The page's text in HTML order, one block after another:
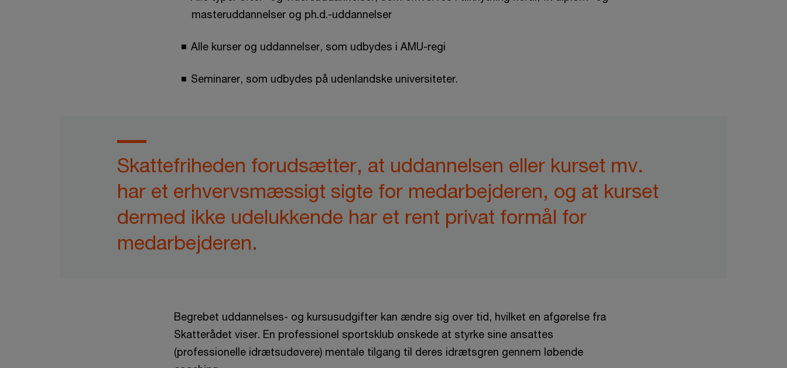
masteruddannelser og ph.d.-uddannelser
Alle kurser og uddannelser, som udbydes i AMU-regi
Seminarer, som udbydes på udenlandske universiteter.
Skattefriheden forudsætter, at uddannelsen eller kurset mv.
har et erhvervsmæssigt sigte for medarbejderen, og at kurset
dermed ikke udelukkende har et rent privat formål for
medarbejderen.
Begrebet uddannelses- og kursusudgifter kan ændre sig over tid, hvilket en afgørelse fra
Skatterådet viser. En professionel sportsklub ønskede at styrke sine ansattes
(professionelle idrætsudøvere) mentale tilgang til deres idrætsgren gennem løbende